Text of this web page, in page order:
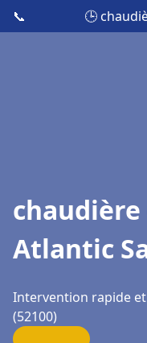
📞 🕒
Atlantic
Intervention rapide
(52100)